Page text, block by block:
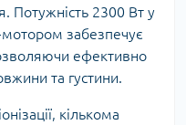
Потужність 2300 Вт у
забезпечує
ефективно
та густини.
кількома